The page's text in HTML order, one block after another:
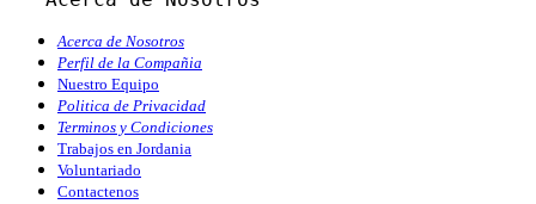
Acerca de Nosotros
Perfil de la Compañia
Nuestro Equipo
Politica de Privacidad
Terminos y Condiciones
Trabajos en Jordania
Voluntariado
Contactenos